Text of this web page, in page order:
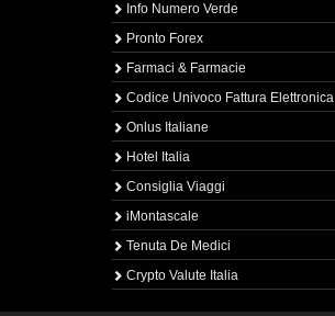
Info Numero Verde
Pronto Forex
Farmaci & Farmacie
Codice Univoco Fattura Elettronica
Onlus Italiane
Hotel Italia
Consiglia Viaggi
iMontascale
Tenuta De Medici
Crypto Valute Italia